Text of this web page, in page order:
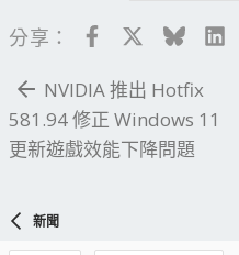
分享： Facebook
NVIDIA 推出 Hotfix
581.94 修正 Windows 11
更新遊戲效能下降問題
新聞